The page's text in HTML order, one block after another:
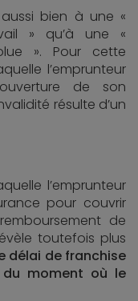
bien à une «
» qu’à une «
». Pour cette
l’emprunteur
de son
résulte d’un
l’emprunteur
pour couvrir
de
toutefois plus
délai de franchise
moment où le